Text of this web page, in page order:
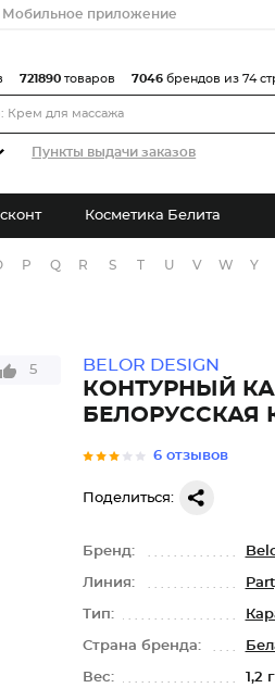
Мобильное приложение
Пункты выдачи заказов
721890 товаров 7046 брендов из 74
Косметика Белита
P Q R S T U V W Y
5 BELOR DESIGN
КОНТУРНЫЙ
БЕЛОРУССКАЯ
6 отзывов
Поделиться:
Бренд:
Линия:
Тип:
Страна бренда:
Вес: 1,2 г